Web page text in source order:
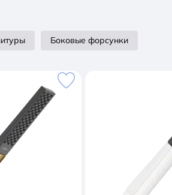
Боковые форсунки